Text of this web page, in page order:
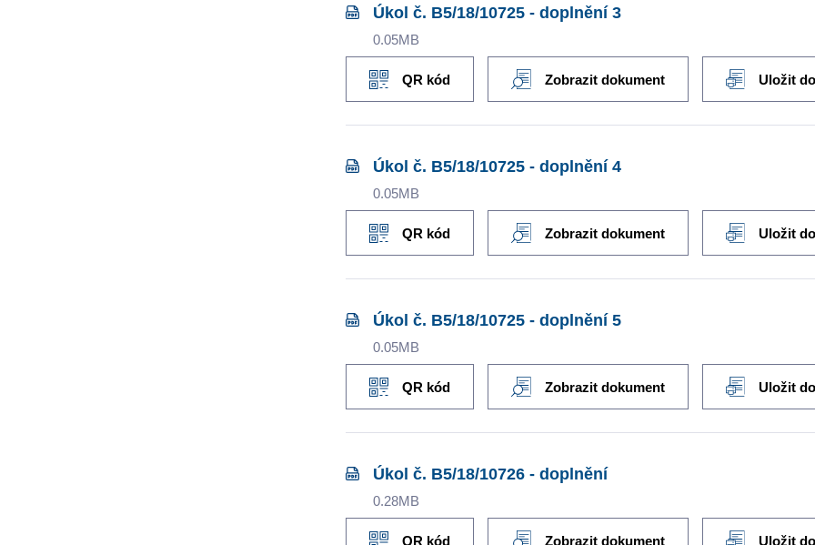
Úkol č. B5/18/10725 - doplnění 3
0.05MB
QR kód Zobrazit dokument Uložit
Úkol č. B5/18/10725 - doplnění 4
0.05MB
QR kód Zobrazit dokument Uložit
Úkol č. B5/18/10725 - doplnění 5
0.05MB
QR kód Zobrazit dokument Uložit
Úkol č. B5/18/10726 - doplnění
0.28MB
QR kód Zobrazit dokument Uložit